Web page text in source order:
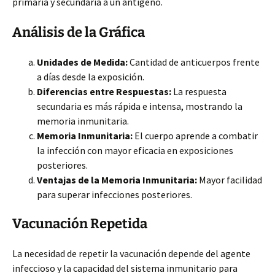
Análisis de la Gráfica
Unidades de Medida:Cantidad de anticuerpos frente
a días desde la exposición.
Diferencias entre Respuestas: La respuesta
secundaria es más rápida e intensa, mostrando la
memoria inmunitaria.
Memoria Inmunitaria: El cuerpo aprende a combatir
la infección con mayor eficacia en exposiciones
posteriores.
Ventajas de la Memoria Inmunitaria: Mayor facilidad
para superar infecciones posteriores.
Vacunación Repetida
La necesidad de repetir la vacunación depende del agente
infeccioso y la capacidad del sistema inmunitario para